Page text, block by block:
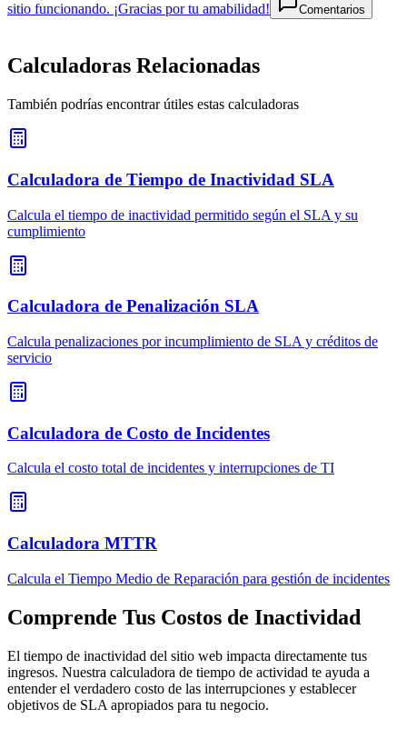
sitio funcionando. ¡Gracias por tu amabilidad!
Comentarios
Calculadoras Relacionadas
También podrías encontrar útiles estas calculadoras
Calculadora de Tiempo de Inactividad SLA
Calcula el tiempo de inactividad permitido según el SLA y su
cumplimiento
Calculadora de Penalización SLA
Calcula penalizaciones por incumplimiento de SLA y créditos de
servicio
Calculadora de Costo de Incidentes
Calcula el costo total de incidentes y interrupciones de TI
Calculadora MTTR
Calcula el Tiempo Medio de Reparación para gestión de incidentes
Comprende Tus Costos de Inactividad
El tiempo de inactividad del sitio web impacta directamente tus
ingresos. Nuestra calculadora de tiempo de actividad te ayuda a
entender el verdadero costo de las interrupciones y establecer
objetivos de SLA apropiados para tu negocio.